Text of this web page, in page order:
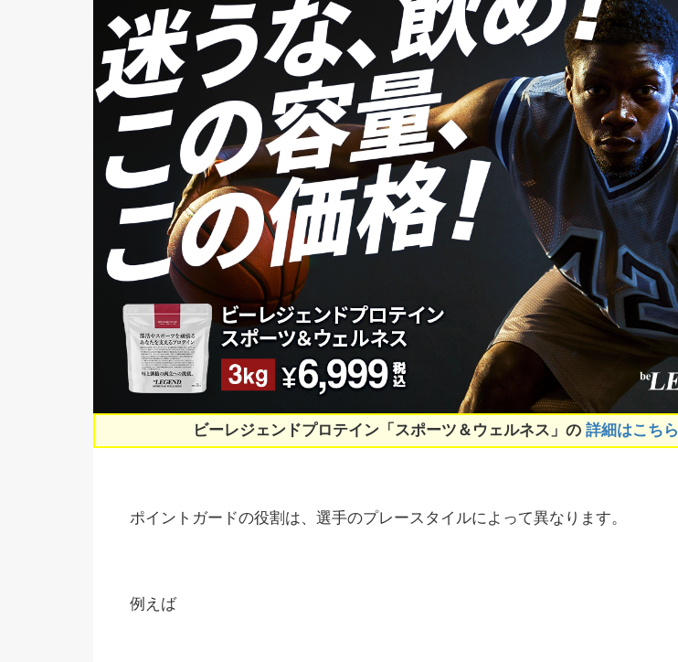
ビーレジェンドプロテイン「スポーツ＆ウェルネス」の 詳細はこちら
ポイントガードの役割は、選手のプレースタイルによって異なります。
例えば